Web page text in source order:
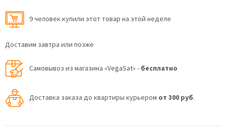
9 человек купили этот товар на этой неделе
Доставим завтра или позже
Самовывоз из магазина «VegaSat» - бесплатно
Доставка заказа до квартиры курьером от 300 руб.